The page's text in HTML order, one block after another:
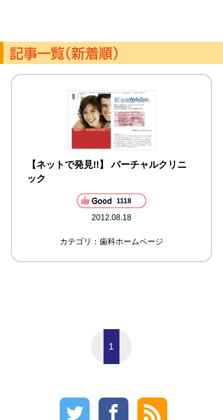
【ネットで発見!!】 バーチャルクリニ
ック
1118
2012.08.18
カテゴリ：歯科ホームページ
1